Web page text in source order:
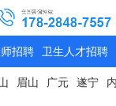
招聘 卫生人才招聘
眉山 广元 遂宁